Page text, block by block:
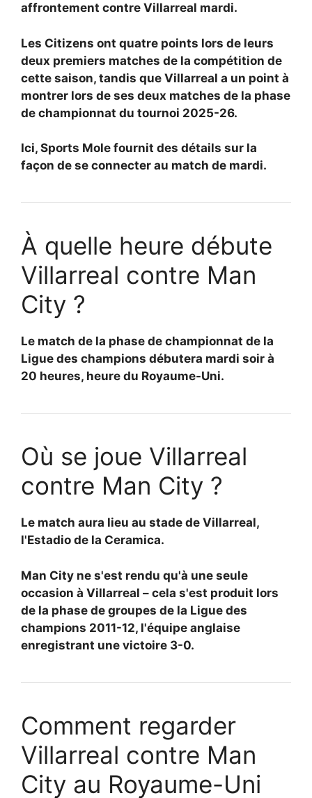
affrontement contre Villarreal mardi.
Les Citizens ont quatre points lors de leurs
deux premiers matches de la compétition de
cette saison, tandis que Villarreal a un point à
montrer lors de ses deux matches de la phase
de championnat du tournoi 2025-26.
Ici, Sports Mole fournit des détails sur la
façon de se connecter au match de mardi.
À quelle heure débute
Villarreal contre Man
City ?
Le match de la phase de championnat de la
Ligue des champions débutera mardi soir à
20 heures, heure du Royaume-Uni.
Où se joue Villarreal
contre Man City ?
Le match aura lieu au stade de Villarreal,
l'Estadio de la Ceramica.
Man City ne s'est rendu qu'à une seule
occasion à Villarreal – cela s'est produit lors
de la phase de groupes de la Ligue des
champions 2011-12, l'équipe anglaise
enregistrant une victoire 3-0.
Comment regarder
Villarreal contre Man
City au Royaume-Uni